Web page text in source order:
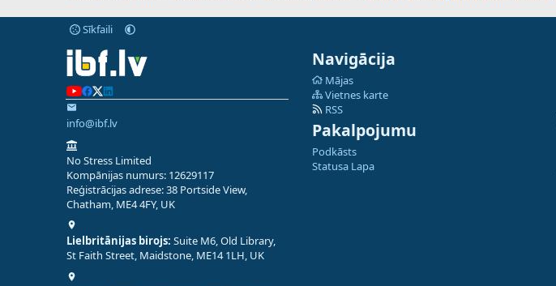
Sīkfaili
info@ibf.lv
No Stress Limited
Kompānijas numurs: 12629117
Reģistrācijas adrese: 38 Portside View,
Chatham, ME4 4FY, UK
Lielbritānijas birojs: Suite M6, Old Library,
St Faith Street, Maidstone, ME14 1LH, UK
Navigācija
Mājas
Vietnes karte
RSS
Pakalpojumu
Podkāsts
Statusa Lapa